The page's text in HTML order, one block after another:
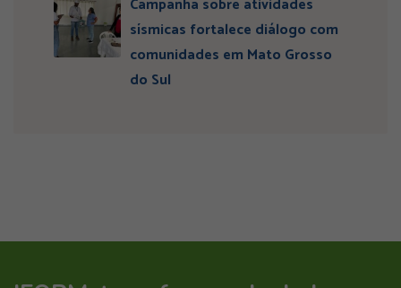
Campanha sobre atividades
sísmicas fortalece diálogo com
comunidades em Mato Grosso
do Sul